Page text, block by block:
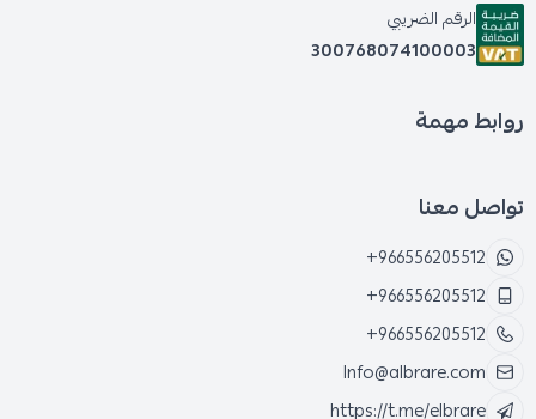
الرقم الضريبي
300768074100003
روابط مهمة
تواصل معنا
+966556205512
+966556205512
+966556205512
Info@albrare.com
https://t.me/elbrare